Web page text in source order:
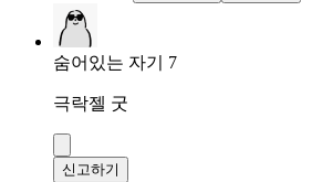
숨어있는 자기 7
극락젤 굿
신고하기